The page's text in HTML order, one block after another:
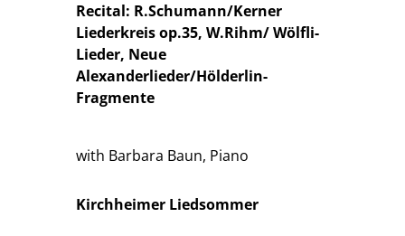
Recital: R.Schumann/Kerner
Liederkreis op.35, W.Rihm/ Wölfli-
Lieder, Neue
Alexanderlieder/Hölderlin-
Fragmente
with Barbara Baun, Piano
Kirchheimer Liedsommer